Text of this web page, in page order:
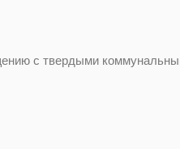
с твердыми